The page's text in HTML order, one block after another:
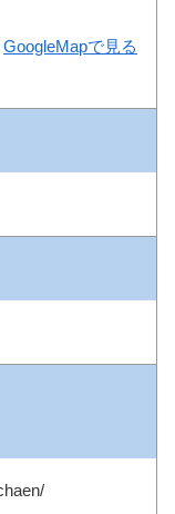
GoogleMapで見る